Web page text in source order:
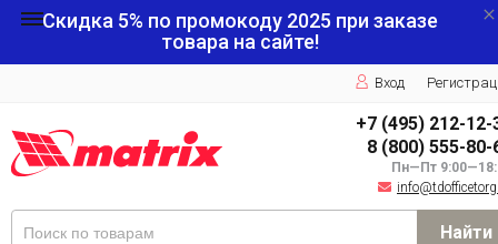
Скидка 5% по промокоду 2025 при заказе
товара на сайте!
Вход
+7 (495) 212-12-
8 (800) 555-80-
Пн—Пт
Найти